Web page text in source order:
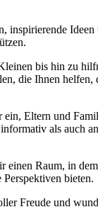
Ideen
bis hin zu
die Ihnen helfen,
Eltern und
als auch
einen Raum, in
bieten.
Freude und